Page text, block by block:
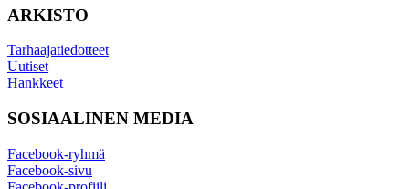
ARKISTO
Tarhaajatiedotteet
Uutiset
Hankkeet
SOSIAALINEN MEDIA
Facebook-ryhmä
Facebook-sivu